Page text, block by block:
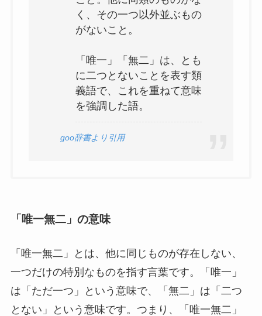
疑心暗鬼(ぎしんあんき)とは？意味や使い方例
文をわかりやすく解説
悪事千里とは？意味・語源・使い方・例文まで
徹底解説！
意味や使い方を解説
くわしく解説
触らぬ神に祟りなし（さわらぬかみにたたりな
し）とは？意味や使い方例文をわかりやすく解
く、その一つ以外並ぶもの
がないこと。
「唯一」「無二」は、とも
に二つとないことを表す類
義語で、これを重ねて意味
を強調した語。
goo辞書より引用
「唯一無二」の意味
「唯一無二」とは、他に同じものが存在しない、
一つだけの特別なものを指す言葉です。「唯一」
は「ただ一つ」という意味で、「無二」は「二つ
とない」という意味です。つまり、「唯一無二」